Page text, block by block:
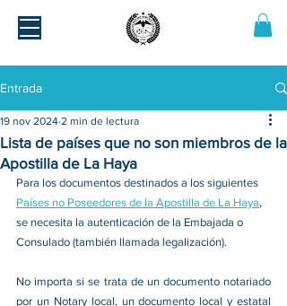
Entrada
Lista de países que no son miembros de la
Apostilla de La Haya
19 nov 2024 2 min de lectura
Para los documentos destinados a los siguientes
Países no Poseedores de la Apostilla de La Haya,
se necesita la autenticación de la Embajada o
Consulado (también llamada legalización).
No importa si se trata de un documento notariado
por un Notary local, un documento local y estatal